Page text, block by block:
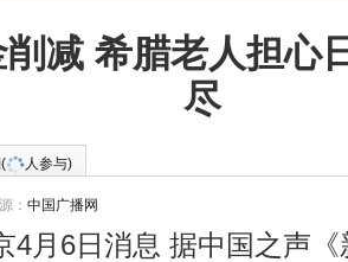
减 希腊老人担心
尽
( 人参与)
： 中国广播网
6日消息 据中国之声《